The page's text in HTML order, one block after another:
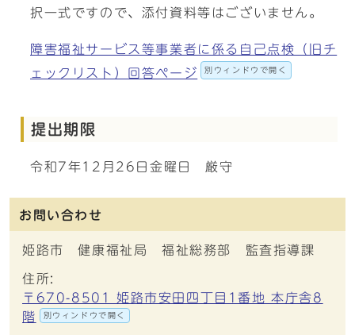
択一式ですので、添付資料等はございません。
障害福祉サービス等事業者に係る自己点検（旧チ
ェックリスト）回答ページ
別ウィンドウで開く
提出期限
令和7年12月26日金曜日 厳守
お問い合わせ
姫路市 健康福祉局 福祉総務部 監査指導課
住所:
〒670-8501 姫路市安田四丁目1番地 本庁舎8
階
別ウィンドウで開く